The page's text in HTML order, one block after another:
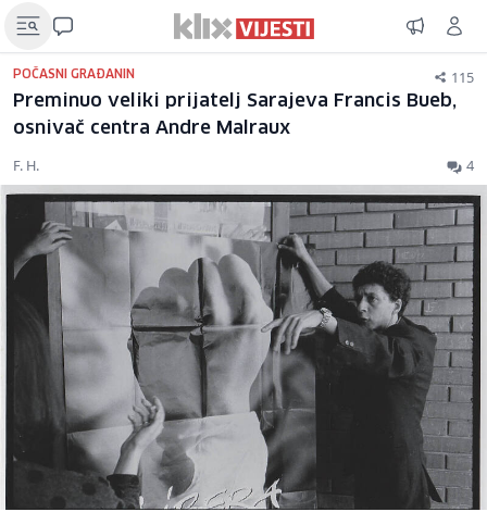
POČASNI GRAĐANIN 115
Preminuo veliki prijatelj Sarajeva Francis Bueb,
osnivač centra Andre Malraux
F. H. 4